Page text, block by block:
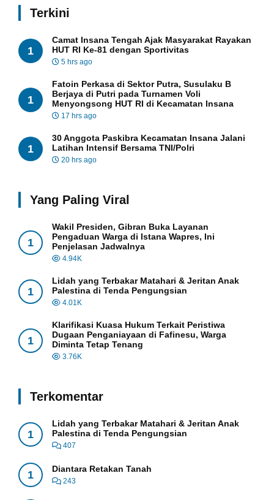
Terkini
1
Camat Insana Tengah Ajak Masyarakat Rayakan
HUT RI Ke-81 dengan Sportivitas
5 hrs ago
1
Fatoin Perkasa di Sektor Putra, Susulaku B
Berjaya di Putri pada Turnamen Voli
Menyongsong HUT RI di Kecamatan Insana
17 hrs ago
1
30 Anggota Paskibra Kecamatan Insana Jalani
Latihan Intensif Bersama TNI/Polri
20 hrs ago
Yang Paling Viral
1
Wakil Presiden, Gibran Buka Layanan
Pengaduan Warga di Istana Wapres, Ini
Penjelasan Jadwalnya
4.94K
1
Lidah yang Terbakar Matahari & Jeritan Anak
Palestina di Tenda Pengungsian
4.01K
1
Klarifikasi Kuasa Hukum Terkait Peristiwa
Dugaan Penganiayaan di Fafinesu, Warga
Diminta Tetap Tenang
3.76K
Terkomentar
1
Lidah yang Terbakar Matahari & Jeritan Anak
Palestina di Tenda Pengungsian
407
1 Diantara Retakan Tanah
243